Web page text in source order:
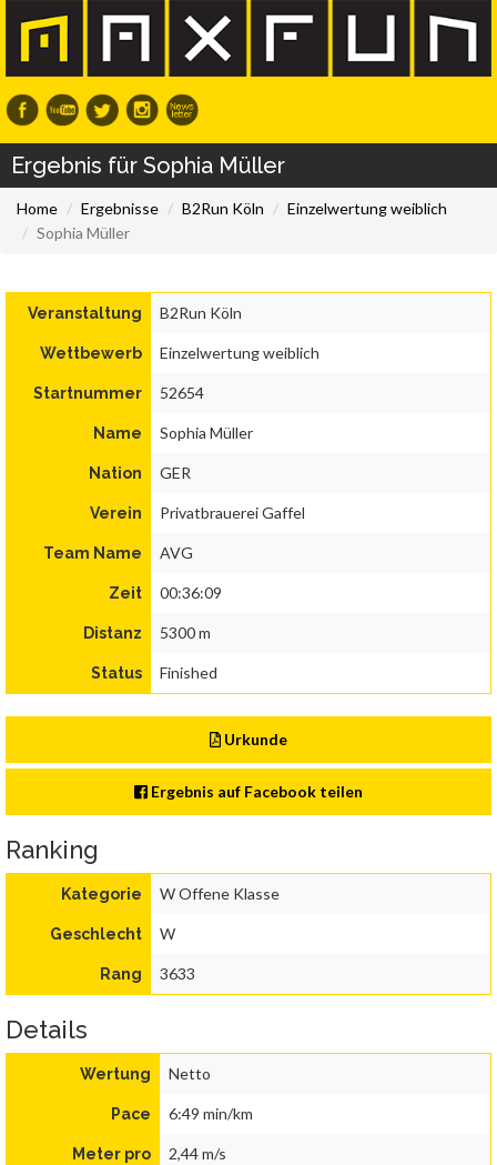
Ergebnis für Sophia Müller
Home Ergebnisse B2Run Köln
Einzelwertung weiblich
Sophia Müller
Veranstaltung B2Run Köln
Wettbewerb Einzelwertung weiblich
Startnummer 52654
Name Sophia Müller
Nation GER
Verein Privatbrauerei Gaffel
Team Name AVG
Zeit 00:36:09
Distanz 5300 m
Status Finished
Urkunde
Ergebnis auf Facebook teilen
Ranking
Kategorie W Offene Klasse
Geschlecht W
Rang 3633
Details
Wertung Netto
Pace 6:49 min/km
Meter pro
2,44 m/s